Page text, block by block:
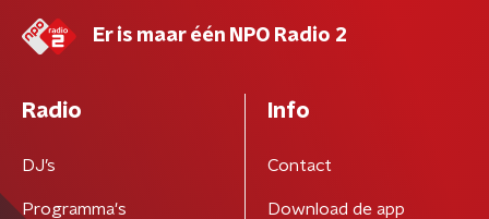
Er is maar één NPO Radio 2
Radio
DJ’s
Programma's
Info
Contact
Download de app